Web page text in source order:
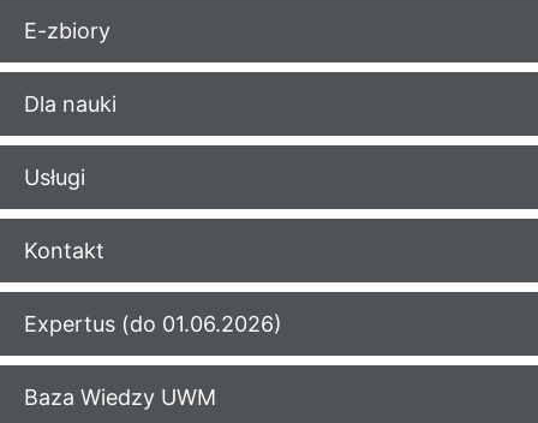
E-zbiory
Dla nauki
Usługi
Kontakt
Expertus (do 01.06.2026)
Baza Wiedzy UWM